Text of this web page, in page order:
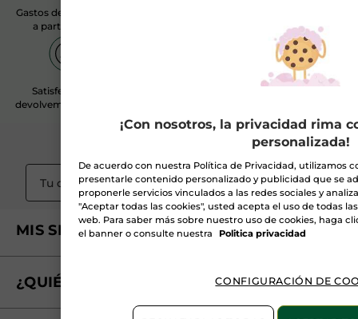
Gastos de envío gratis
a partir de 20€
Satisfecha o te
devolvemos el dinero
la Newsletter
OK
MIS SERVICIOS
Tratamientos de Belleza
¿QUIÉNES SOMOS?
Fundación Yves Rocher
¡Con nosotros, la privacidad rima
personalizada!
De acuerdo con nuestra Política de Privacidad, utilizamos
presentarle contenido personalizado y publicidad que se
proponerle servicios vinculados a las redes sociales y
"Aceptar todas las cookies", usted acepta el uso de todas
web. Para saber más sobre nuestro uso de cookies, haga
el banner o consulte nuestra
Politica privacidad
CONFIGURACIÓN DE